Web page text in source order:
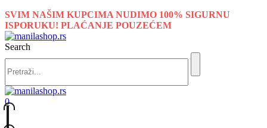
SVIM NAŠIM KUPCIMA NUDIMO 100% SIGURNU
ISPORUKU! PLAĆANJE POUZEĆEM
Search
0